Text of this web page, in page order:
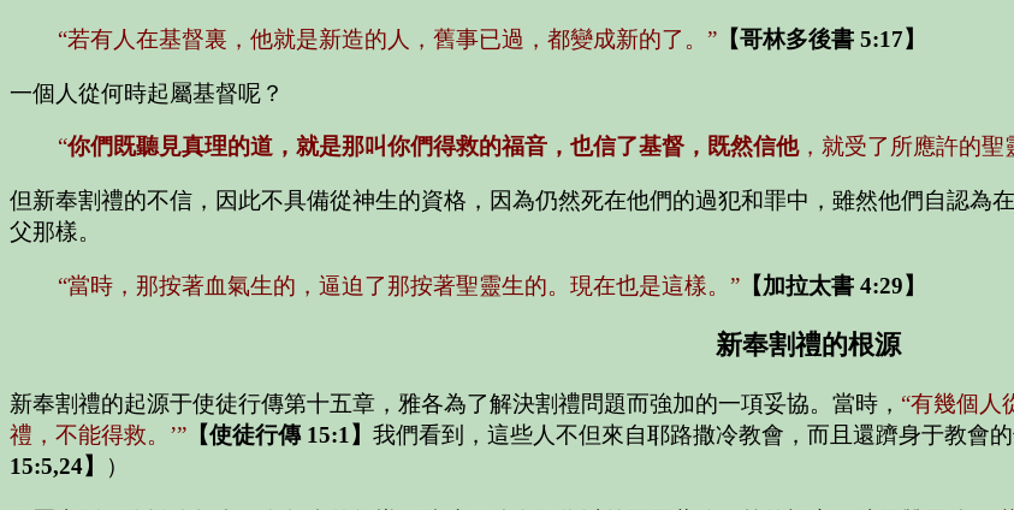
“若有人在基督裏，他就是新造的人，舊事已過，都變成新的了。” 【哥林多後書 5:17】
一個人從何時起屬基督呢？
“你們既聽見真理的道，就是那叫你們得救的福音，也信了基督，既然信他，就受了所應許的聖
但新奉割禮的不信，因此不具備從神生的資格，因為仍然死在他們的過犯和罪中，雖然他們自認為
父那樣。
“當時，那按著血氣生的，逼迫了那按著聖靈生的。現在也是這樣。” 【加拉太書 4:29】
新奉割禮的根源
新奉割禮的起源于使徒行傳第十五章，雅各為了解決割禮問題而強加的一項妥協。當時， “有幾個人
禮，不能得救。’” 【使徒行傳 15:1】 我們看到，這些人不但來自耶路撒冷教會，而且還躋身于教會
15:5,24】
）